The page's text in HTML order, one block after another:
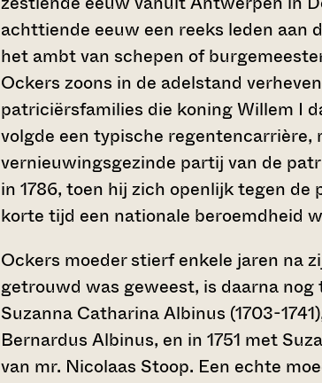
achttiende eeuw een reeks leden aan
het ambt van schepen of
Ockers zoons in de adelstand
patriciërsfamilies die koning Willem I
volgde een typische regentencarrière,
vernieuwingsgezinde partij van de
in 1786, toen hij zich openlijk tegen
korte tijd een nationale beroemdheid
Ockers moeder stierf enkele jaren na
getrouwd was geweest, is daarna
Suzanna Catharina Albinus (1703-
Bernardus Albinus, en in 1751 met
van mr. Nicolaas Stoop. Een echte